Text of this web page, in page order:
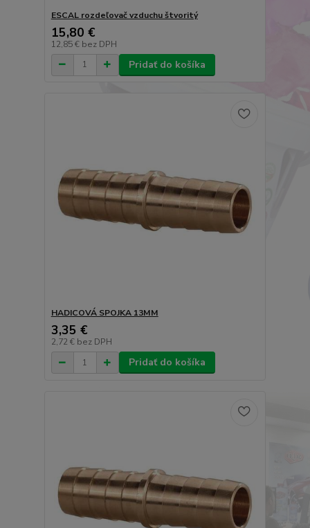
ESCAL rozdeľovač vzduchu štvoritý
15,80 €
12,85 € bez DPH
Pridať do košíka
HADICOVÁ SPOJKA 13MM
3,35 €
2,72 € bez DPH
Pridať do košíka